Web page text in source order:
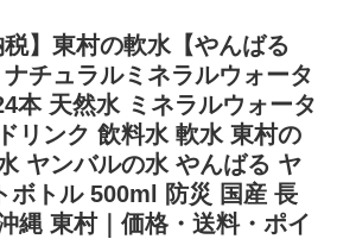
税】東村の軟水【やんばる
チュラルミネラルウォータ
天然水 ミネラルウォータ
リンク 飲料水 軟水 東村の
ヤンバルの水 やんばる ヤ
ボトル 500ml 防災 国産 長
縄 東村｜価格・送料・ポイ